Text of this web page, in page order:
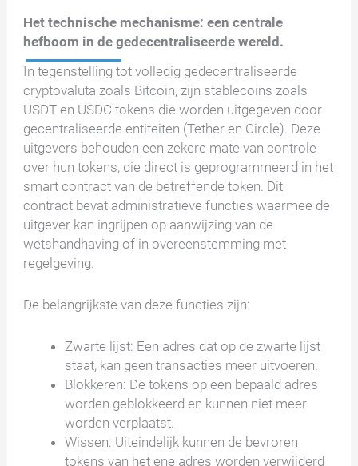
Het technische mechanisme: een centrale
hefboom in de gedecentraliseerde wereld.
In tegenstelling tot volledig gedecentraliseerde
cryptovaluta zoals Bitcoin, zijn stablecoins zoals
USDT en USDC tokens die worden uitgegeven door
gecentraliseerde entiteiten (Tether en Circle). Deze
uitgevers behouden een zekere mate van controle
over hun tokens, die direct is geprogrammeerd in het
smart contract van de betreffende token. Dit
contract bevat administratieve functies waarmee de
uitgever kan ingrijpen op aanwijzing van de
wetshandhaving of in overeenstemming met
regelgeving.
De belangrijkste van deze functies zijn:
Zwarte lijst: Een adres dat op de zwarte lijst
staat, kan geen transacties meer uitvoeren.
Blokkeren: De tokens op een bepaald adres
worden geblokkeerd en kunnen niet meer
worden verplaatst.
Wissen: Uiteindelijk kunnen de bevroren
tokens van het ene adres worden verwijderd